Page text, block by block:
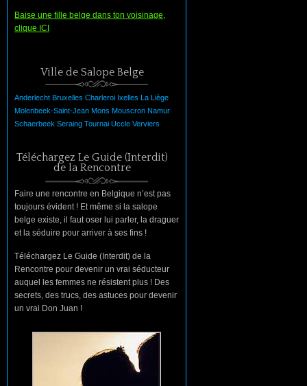
Baise une fille belge dans ton voisinage,
clique ICI
Ville de Salope Belge
Anderlecht Bruxelles Charleroi Ixelles La
Liège
Molenbeek-Saint-Jean Mons Mouscron Namur
Schaerbeek Seraing Tournai Uccle Verviers
Téléchargez Le Guide (Interdit)
de la Rencontre
Faire une rencontre en Belgique n’est pas
toujours évident ! Et même si la salope
belge existe, il faut oser lui parler, la draguer
et la séduire pour arriver à ses fins !
Téléchargez Le Guide (Interdit) de la
Rencontre pour devenir un vrai séducteur
auquel les femmes ne résistent plus ! Des
secrets, des trucs, des astuces pour devenir
un vrai Don Juan !